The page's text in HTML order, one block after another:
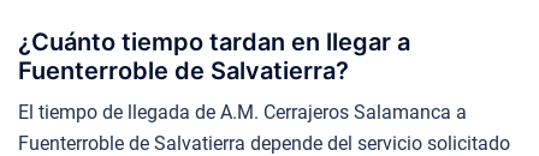
¿Cuánto tiempo tardan en llegar a
Fuenterroble de Salvatierra?
El tiempo de llegada de A.M. Cerrajeros Salamanca a
Fuenterroble de Salvatierra depende del servicio solicitado